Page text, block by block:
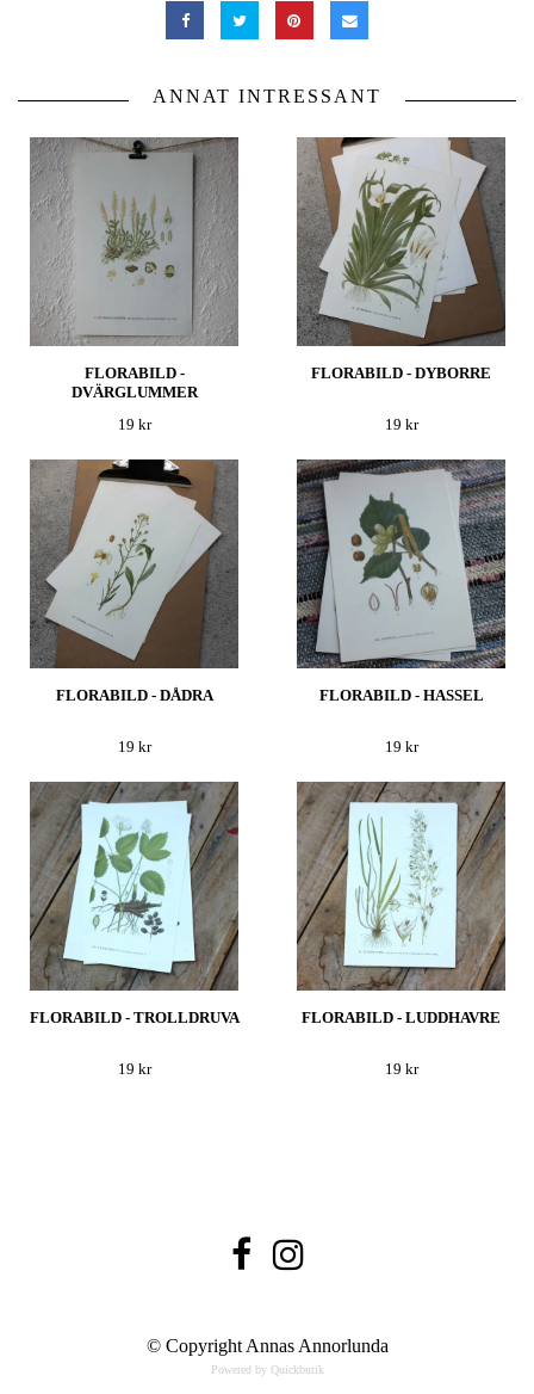
ANNAT INTRESSANT
FLORABILD -
DVÄRGLUMMER
19 kr
FLORABILD - DYBORRE
19 kr
FLORABILD - DÅDRA
19 kr
FLORABILD - HASSEL
19 kr
FLORABILD - TROLLDRUVA
19 kr
FLORABILD - LUDDHAVRE
19 kr
© Copyright Annas Annorlunda
Powered by Quickbutik